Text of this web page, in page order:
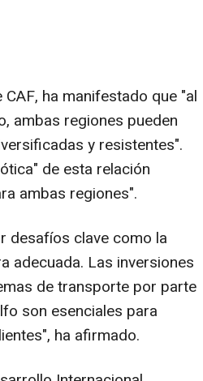
ha manifestado que "al
ambas regiones pueden
y resistentes".
de esta relación
ambas regiones".
desafíos clave como la
adecuada. Las inversiones
de transporte por parte
son esenciales para
ha afirmado.